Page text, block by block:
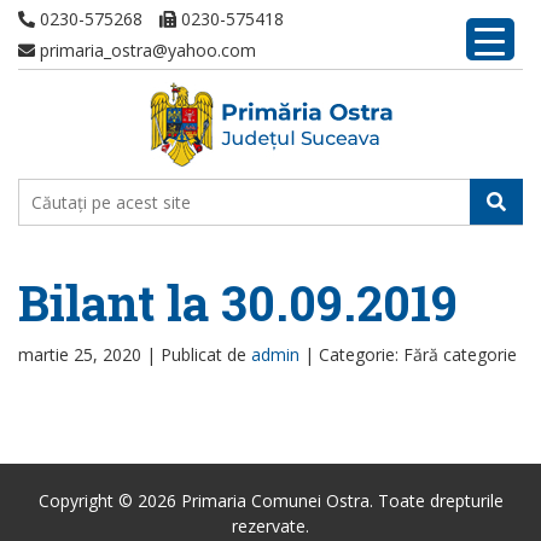
0230-575268
0230-575418
primaria_ostra@yahoo.com
Bilant la 30.09.2019
martie 25, 2020 | Publicat de admin | Categorie: Fără categorie
Copyright © 2026 Primaria Comunei Ostra. Toate drepturile
rezervate.